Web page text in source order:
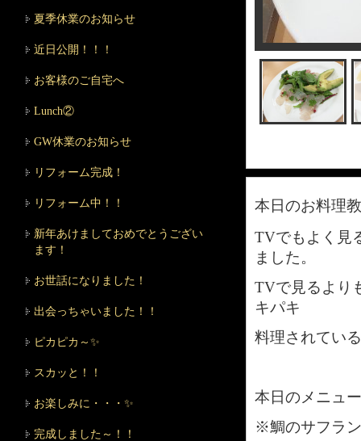
本日のお料理
TVでもよく
ました。
TVで見るより
キパキ
料理されてい
本日のメニュ
※鯛のサフラ
夏季休業のお知らせ
近日公開！！！
お客様のご自宅へ
Lunch②
GW休業のお知らせ
リフォーム完成！
リフォーム中！！
新年あけましておめでとうござい
ます！
お世話になりました！
出会っちゃいました！！
ピカピカ～✨
スカッと！！
お楽しみに・・・✨
完成しました～！！